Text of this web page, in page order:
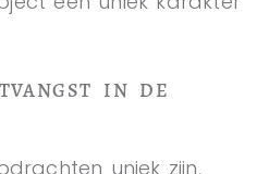
IN DE
uniek zijn,